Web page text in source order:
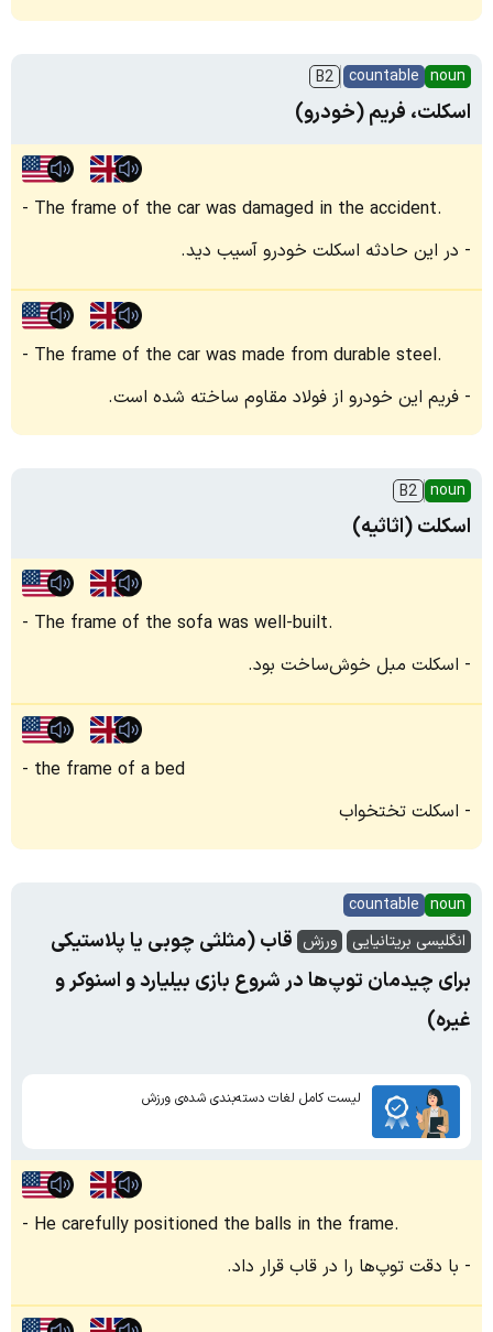
noun
countable
B2
اسکلت، فریم (خودرو)
The frame of the car was damaged in the accident.
در این حادثه اسکلت خودرو آسیب دید.
The frame of the car was made from durable steel.
فریم این خودرو از فولاد مقاوم ساخته شده است.
noun
B2
اسکلت (اثاثیه)
The frame of the sofa was well-built.
اسکلت مبل خوش‌ساخت بود.
the frame of a bed
اسکلت تختخواب
noun
countable
انگلیسی بریتانیایی
ورزش قاب (مثلثی چوبی یا پلاستیکی
برای چیدمان توپ‌ها در شروع بازی بیلیارد و اسنوکر و
غیره)
لیست کامل لغات دسته‌بندی شده‌ی ورزش
He carefully positioned the balls in the frame.
با دقت توپ‌ها را در قاب قرار داد.